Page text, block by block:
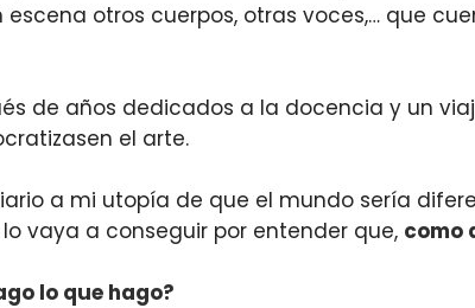
otros cuerpos, otras voces,… que
de años dedicados a la docencia y un
el arte.
a mi utopía de que el mundo sería
vaya a conseguir por entender que, como
lo que hago?